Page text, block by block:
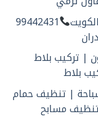
99442431
| تركيب بلاط
بلاط
| تنظيف حمام
مسابح